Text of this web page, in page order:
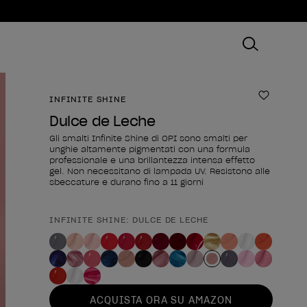
INFINITE SHINE
Dulce de Leche
Gli smalti Infinite Shine di OPI sono smalti per
unghie altamente pigmentati con una formula
professionale e una brillantezza intensa effetto
gel. Non necessitano di lampada UV. Resistono alle
sbeccature e durano fino a 11 giorni
Forma del prodotto
INFINITE SHINE: DULCE DE LECHE
ACQUISTA ORA SU AMAZON